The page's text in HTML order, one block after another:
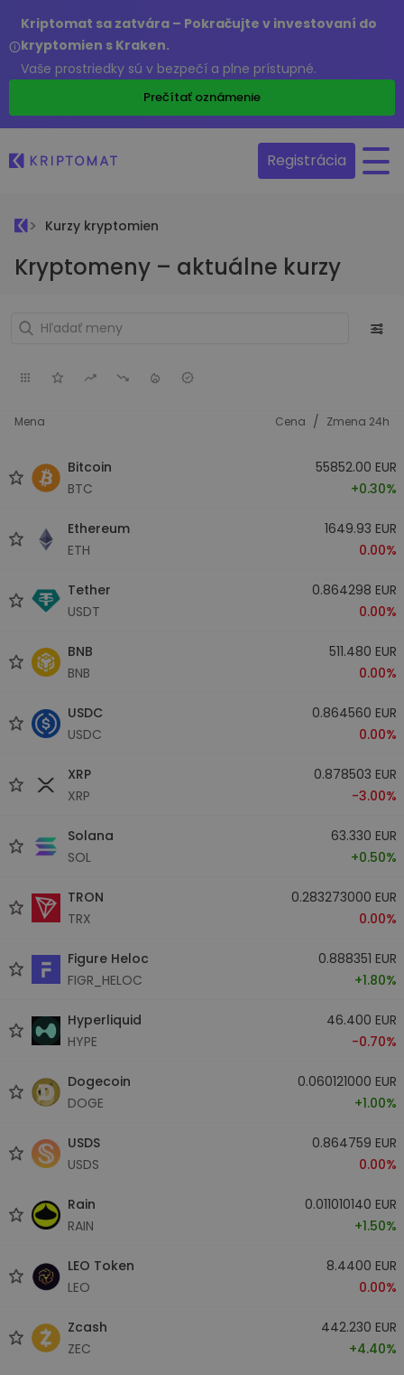
Kriptomat sa zatvára – Pokračujte v investovaní do
kryptomien s Kraken.
Vaše prostriedky sú v bezpečí a plne prístupné.
Prečítať oznámenie
Registrácia
Kurzy kryptomien
Kryptomeny – aktuálne kurzy
Mena Cena / Zmena 24h
Bitcoin
BTC
55852.00 EUR
+0.30%
Ethereum
ETH
1649.93 EUR
0.00%
Tether
USDT
0.864298 EUR
0.00%
BNB
BNB
511.480 EUR
0.00%
USDC
USDC
0.864560 EUR
0.00%
XRP
XRP
0.878503 EUR
-3.00%
Solana
SOL
63.330 EUR
+0.50%
TRON
TRX
0.283273000 EUR
0.00%
Figure Heloc
FIGR_HELOC
0.888351 EUR
+1.80%
Hyperliquid
HYPE
46.400 EUR
-0.70%
Dogecoin
DOGE
0.060121000 EUR
+1.00%
USDS
USDS
0.864759 EUR
0.00%
Rain
RAIN
0.011010140 EUR
+1.50%
LEO Token
LEO
8.4400 EUR
0.00%
Zcash
ZEC
442.230 EUR
+4.40%